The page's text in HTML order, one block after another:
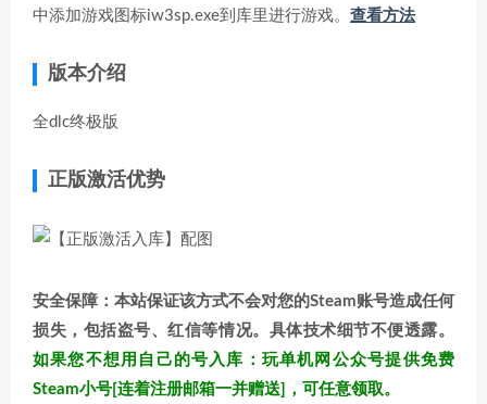
中添加游戏图标iw3sp.exe到库里进行游戏。 查看方法
版本介绍
全dlc终极版
正版激活优势
安全保障：本站保证该方式不会对您的Steam账号造成任何
损失，包括盗号、红信等情况。具体技术细节不便透露。
如果您不想用自己的号入库：玩单机网公众号提供免费
Steam小号[连着注册邮箱一并赠送]，可任意领取。